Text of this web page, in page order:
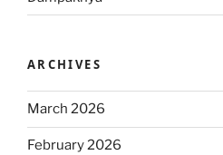
ARCHIVES
March 2026
February 2026